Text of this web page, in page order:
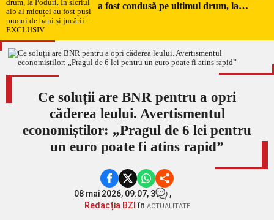
a fost condusă pe ultimul drum, la
EXCLUSIV
Ce soluții are BNR pentru a opri
căderea leului. Avertismentul
economiștilor: „Pragul de 6 lei pentru
un euro poate fi atins rapid”
08 mai 2026, 09:07, 3
,
Redacția BZI în ACTUALITATE